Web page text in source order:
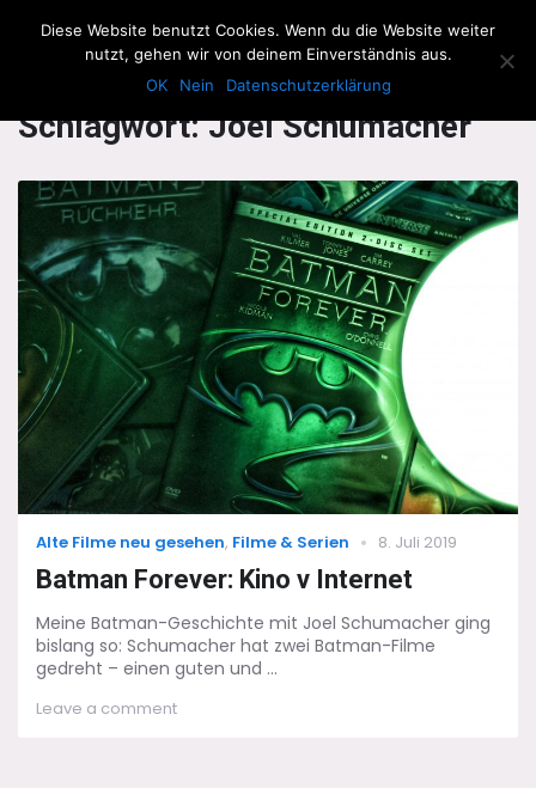
The Howling Men
Schlagwort:Joel Schumacher
Categories
Alte Filme neu gesehen, Filme & Serien
Posted
8. Juli 2019
Batman Forever: Kino v Internet
Meine Batman-Geschichte mit Joel Schumacher ging
bislang so: Schumacher hat zwei Batman-Filme
gedreht – einen guten und ...
Leave a commenton
Diese Website benutzt Cookies. Wenn du die Website weiter
nutzt, gehen wir von deinem Einverständnis aus.
OK
Nein Datenschutzerklärung